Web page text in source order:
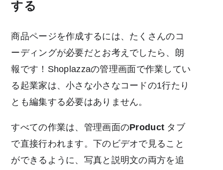
する
商品ページを作成するには、たくさんのコ
ーディングが必要だとお考えでしたら、朗
報です！Shoplazzaの管理画面で作業してい
る起業家は、小さな小さなコードの1行たり
とも編集する必要はありません。
すべての作業は、管理画面のProduct タブ
で直接行われます。下のビデオで見ること
ができるように、写真と説明文の両方を追